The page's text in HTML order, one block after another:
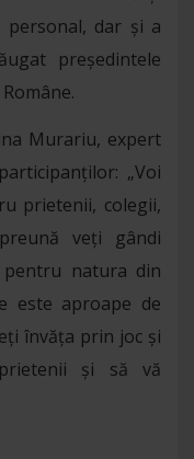
dar și a
președintele
Murariu, expert
„Voi
prietenii, colegii,
veți gândi
natura din
este aproape de
învăța prin joc și
și să vă